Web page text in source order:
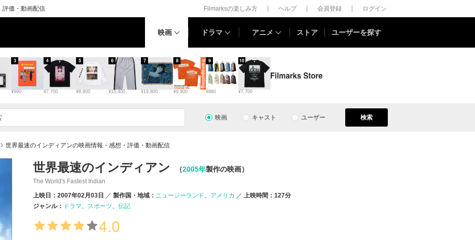
評価・動画配信 Filmarksの楽しみ方 ヘルプ 会員登録 ログイン
映画 ドラマ アニメ ストア ユーザーを探す
¥990
3
¥7,700
4
¥8,800
5
¥15,400
6
¥19,800
7
¥9,900
8
¥880
9
¥7,700
10
映画 キャスト ユーザー 検索
世界最速のインディアンの映画情報・感想・評価・動画配信
世界最速のインディアン （2005年製作の映画）
The World's Fastest Indian
上映日：2007年02月03日
製作国・地域： ニュージーランド アメリカ
上映時間：127分
ジャンル： ドラマ スポーツ 伝記
4.0